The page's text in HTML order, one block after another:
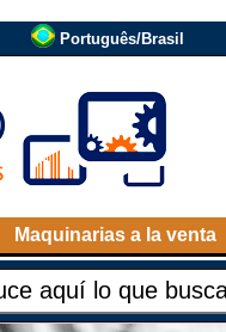
Português/Brasil
Maquinarias a la venta